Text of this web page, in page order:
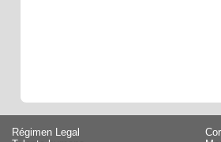
Régimen Legal